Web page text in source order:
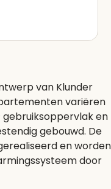
van Klunder
variëren
en
gebouwd. De
en worden
door